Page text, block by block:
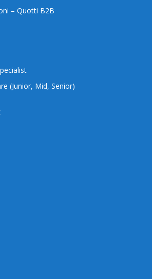
– Quotti B2B
(Junior, Mid, Senior)